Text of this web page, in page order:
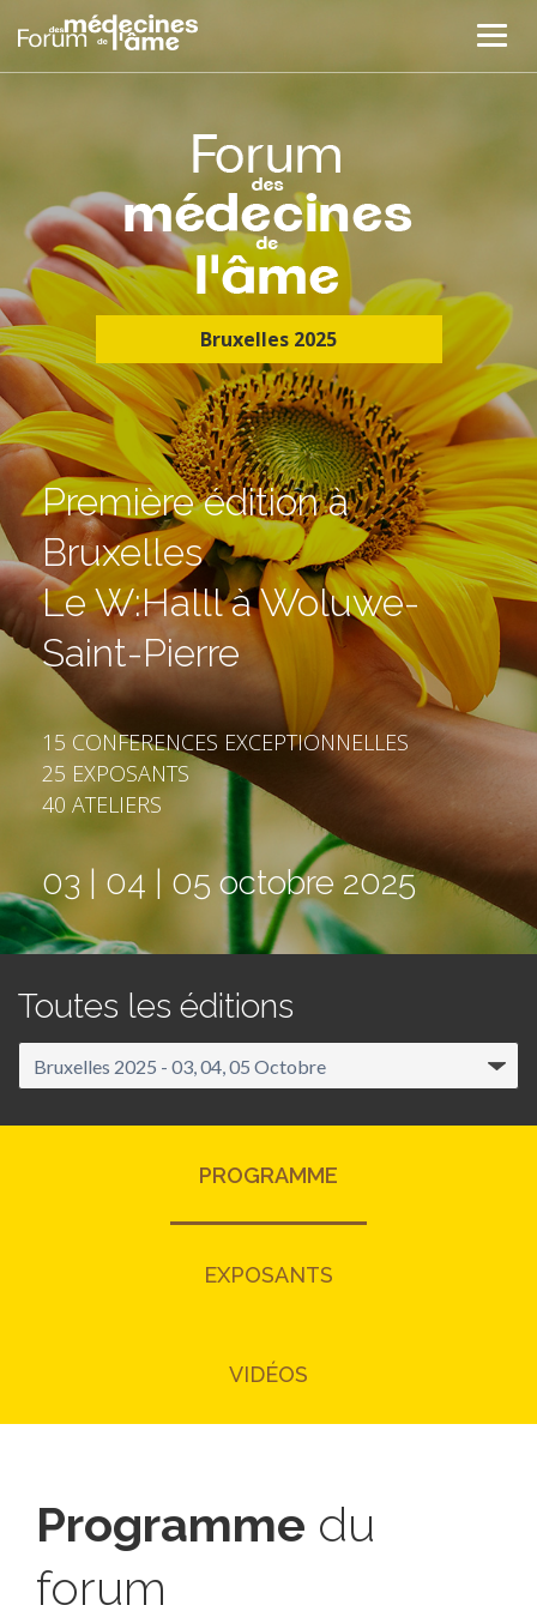
Première édition à
Bruxelles
Le W:Halll à Woluwe-
Saint-Pierre
15 CONFERENCES EXCEPTIONNELLES
25 EXPOSANTS
40 ATELIERS
03 | 04 | 05 octobre 2025
Bruxelles 2025
Toutes les éditions
PROGRAMME
EXPOSANTS
VIDÉOS
Programme du
forum